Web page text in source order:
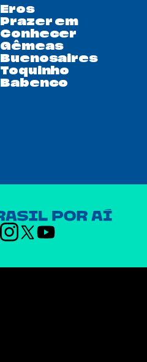
Eros
Prazer em
Conhecer
Gêmeas
Buenosaires
Toquinho
Babenco